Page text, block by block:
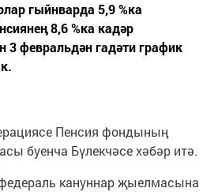
гыйнварда 5,9 %ка
8,6 %ка кадәр
3 февральдән гадәти график
Пенсия фондының
буенча Бүлекчәсе хәбәр итә.
кануннар җыелмасына